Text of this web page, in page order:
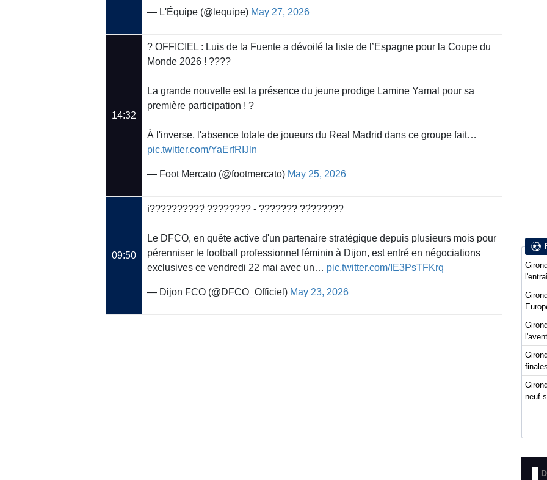
— L'Équipe (@lequipe) May 27, 2026
14:32
? OFFICIEL : Luis de la Fuente a dévoilé la liste de l’Espagne pour la Coupe du
Monde 2026 ! ????
La grande nouvelle est la présence du jeune prodige Lamine Yamal pour sa
première participation ! ?
À l'inverse, l'absence totale de joueurs du Real Madrid dans ce groupe fait…
pic.twitter.com/YaErfRIJln
— Foot Mercato (@footmercato) May 25, 2026
09:50
ℹ️??????????́ ???????? - ??????? ??́??????
Le DFCO, en quête active d'un partenaire stratégique depuis plusieurs mois pour
pérenniser le football professionnel féminin à Dijon, est entré en négociations
exclusives ce vendredi 22 mai avec un… pic.twitter.com/IE3PsTFKrq
— Dijon FCO (@DFCO_Officiel) May 23, 2026
neuf